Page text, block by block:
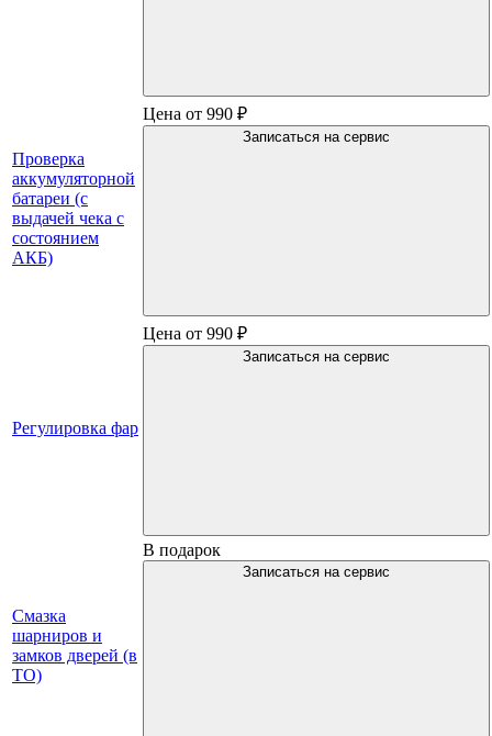
Проверка
аккумуляторной
батареи (с
выдачей чека с
состоянием
АКБ)
Цена от 990 ₽
Записаться на сервис
Регулировка фар
Цена от 990 ₽
Записаться на сервис
Смазка
шарниров и
замков дверей (в
ТО)
В подарок
Записаться на сервис